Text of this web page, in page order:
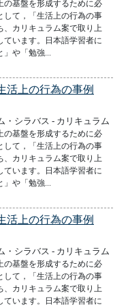
の基盤を形成するために必
して，「生活上の行為の事
、カリキュラム案で取り上
ています。日本語学習者に
」や「勉強...
活上の行為の事例
・シラバス - カリキュラム
の基盤を形成するために必
して，「生活上の行為の事
、カリキュラム案で取り上
ています。日本語学習者に
」や「勉強...
活上の行為の事例
・シラバス - カリキュラム
の基盤を形成するために必
して，「生活上の行為の事
、カリキュラム案で取り上
ています。日本語学習者に